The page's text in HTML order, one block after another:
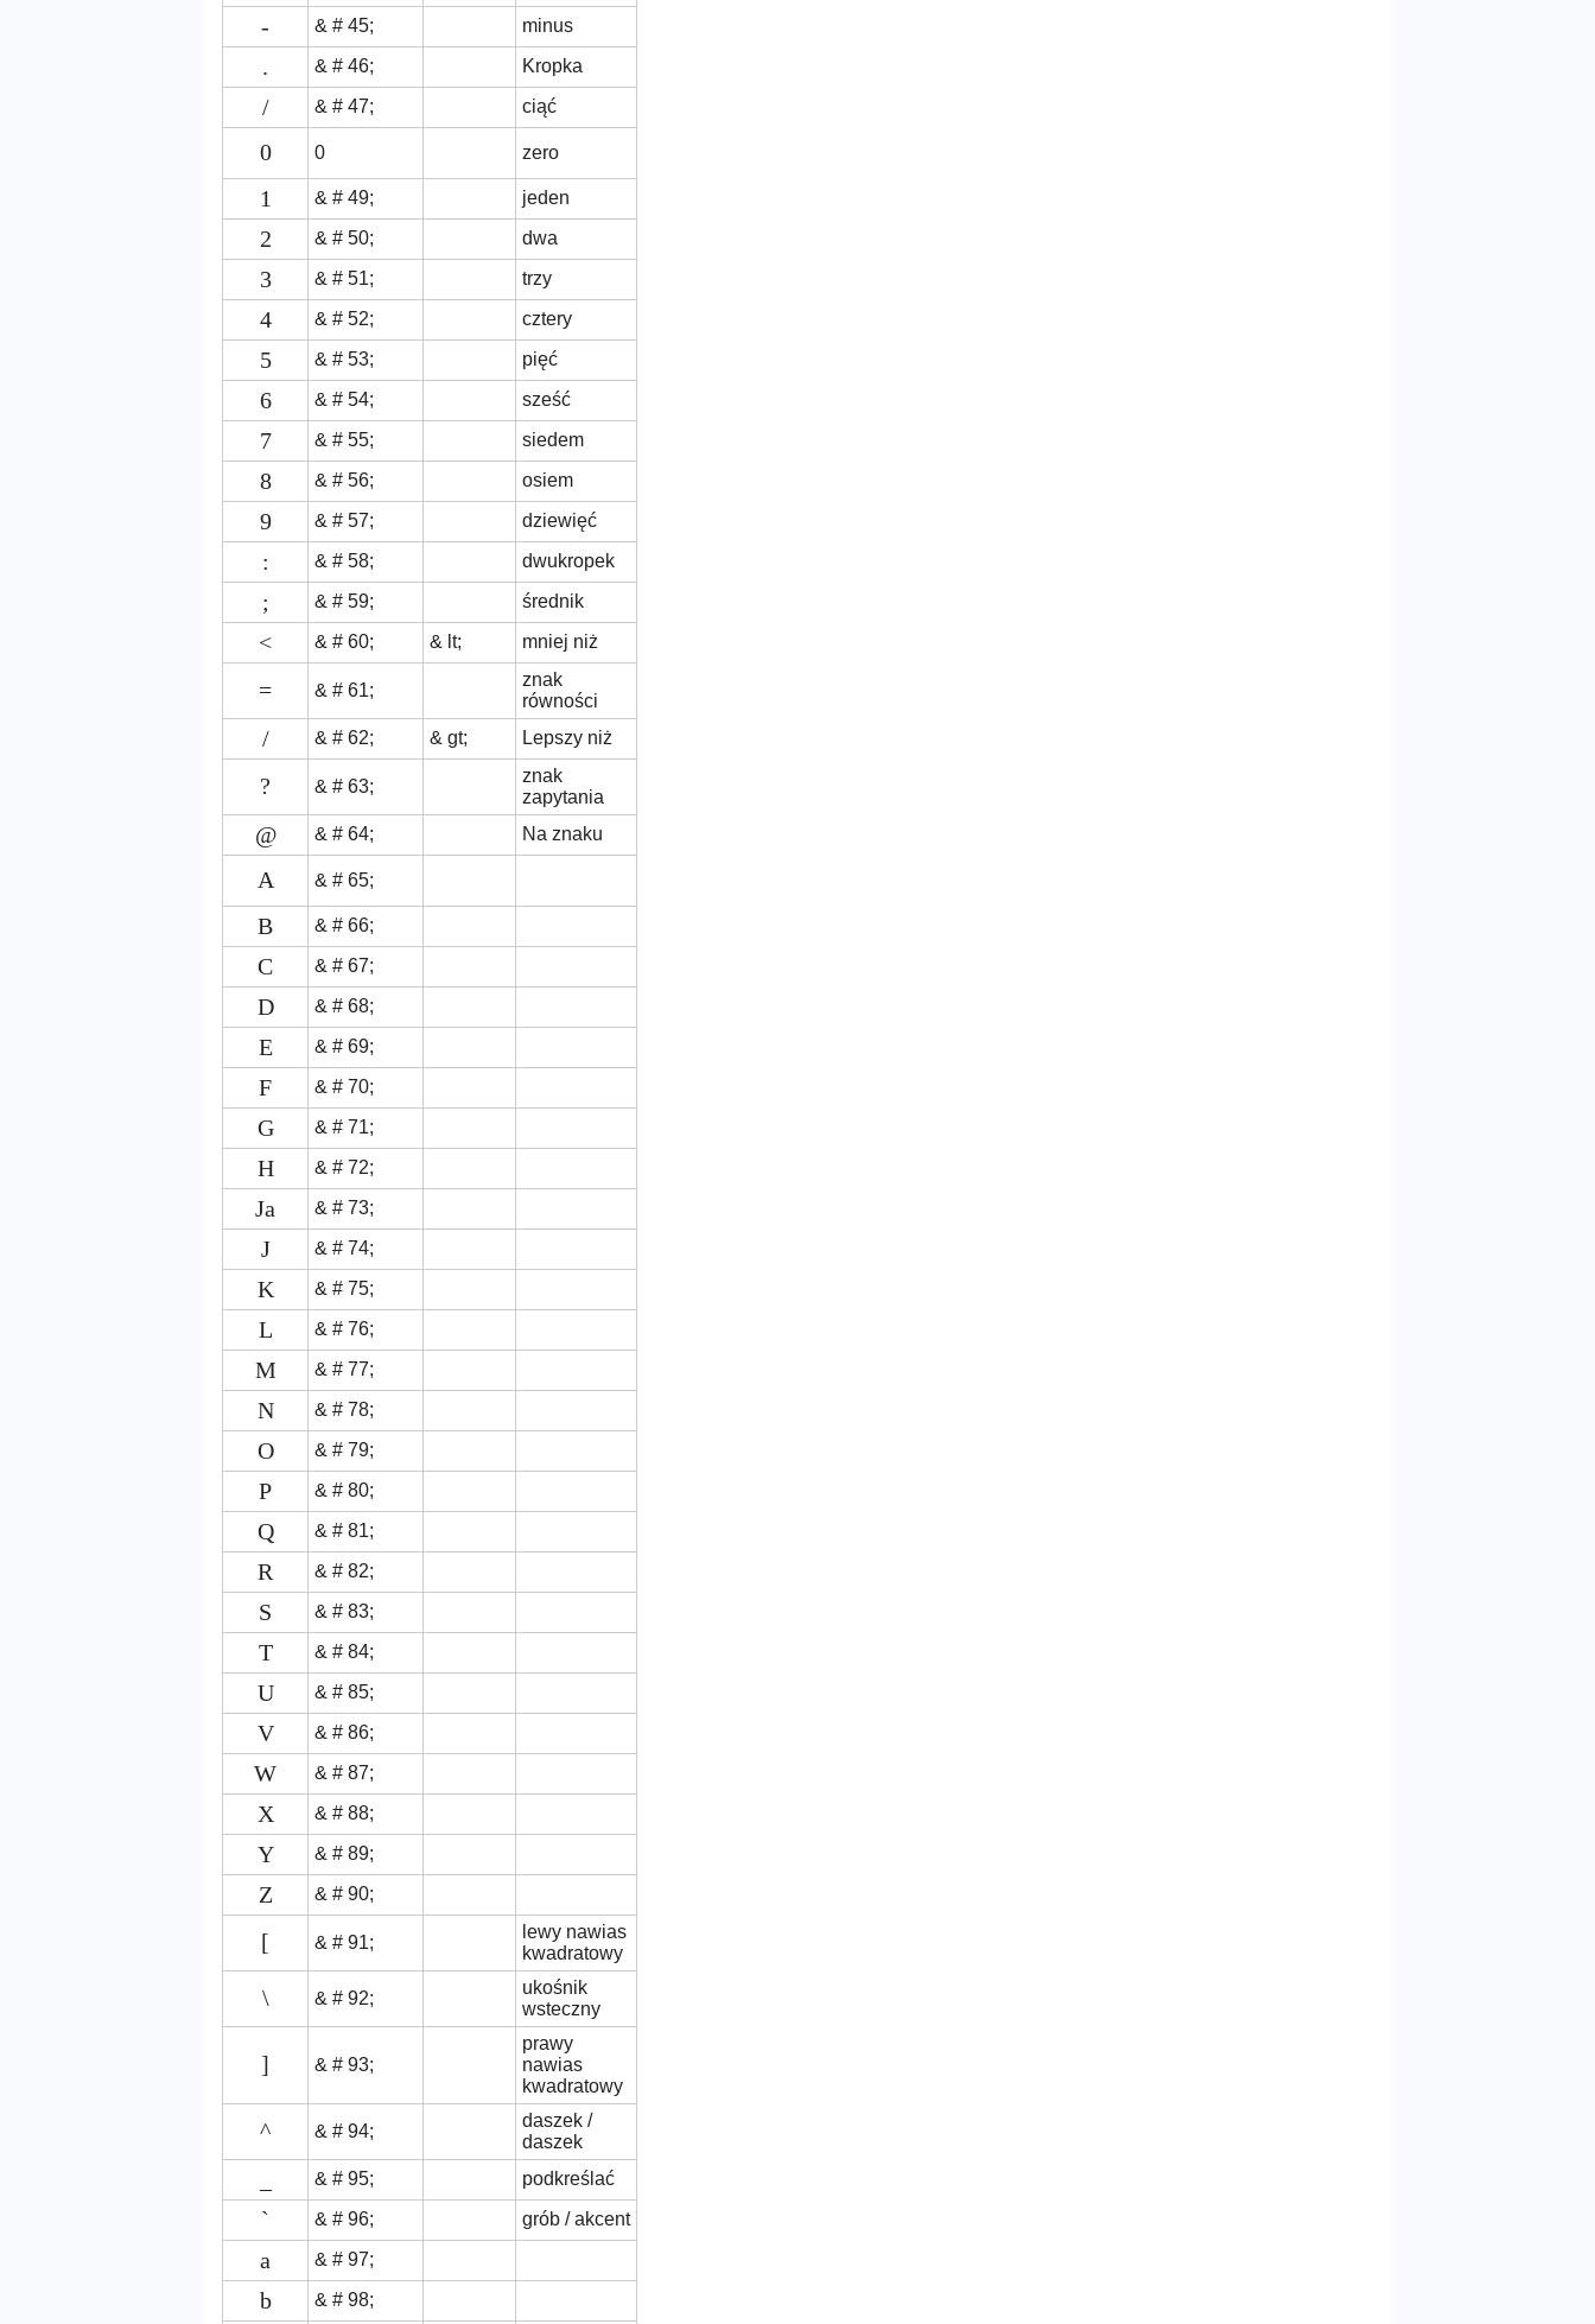
- & # 45; minus
. & # 46; Kropka
/ & # 47; ciąć
0 0 zero
1 & # 49; jeden
2 & # 50; dwa
3 & # 51; trzy
4 & # 52; cztery
5 & # 53; pięć
6 & # 54; sześć
7 & # 55; siedem
8 & # 56; osiem
9 & # 57; dziewięć
: & # 58; dwukropek
; & # 59; średnik
< & # 60; & lt; mniej niż
= & # 61;
znak
równości
/ & # 62; & gt; Lepszy niż
? & # 63;
znak
zapytania
@ & # 64; Na znaku
A & # 65;
B & # 66;
C & # 67;
D & # 68;
E & # 69;
F & # 70;
G & # 71;
H & # 72;
Ja & # 73;
J & # 74;
K & # 75;
L & # 76;
M & # 77;
N & # 78;
O & # 79;
P & # 80;
Q & # 81;
R & # 82;
S & # 83;
T & # 84;
U & # 85;
V & # 86;
W & # 87;
X & # 88;
Y & # 89;
Z & # 90;
[ & # 91;
lewy nawias
kwadratowy
\ & # 92;
ukośnik
wsteczny
] & # 93;
prawy
nawias
kwadratowy
^ & # 94;
daszek /
daszek
& # 95; podkreślać
` & # 96; grób / akcent
a & # 97;
b & # 98;